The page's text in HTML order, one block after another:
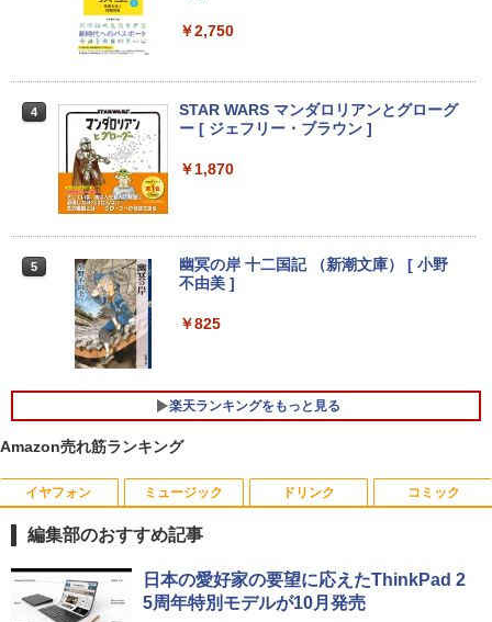
中古ノートパソコン 富士通 LIFEBOOK
Office 2024付き メモリ8GB SSD256G
B/1TB選択可 13.3型 軽量 モバイル ビジ
ネス 在宅勤務 学生向け
4
8月5日限定10倍＆抽選10000P！｜2021
年モデル！高性能ノートパソコン Windo
ws11 富士通 LIFEBOOK A5511 第11世
代Celeron 6305U最大メモリ32GB 秒速
画面 ノートパソコン中古 オフィス付き
￥15,120
2 インチ キーボード ストーン グレー EP
2-32891
￥25,278
3
【中古デスクトップPC】ESPRIMO D58
8/CX FMVD4505HP / Core i3-8100 / 8G
B / 2.5" SSD 240GB / Windows 11 / WP
4
ミニPC Dell HP Lenovo 高速CPU 第8世
代 Corei3/i5-8500T メモリ最大16GB SS
ィス付き 最新MSOffice2024可 Win11Pr
￥17,888
5
FUJITSU/富士通 ESPRIMO D7010/E【G
TX1650/Intel Core i5-10500/8GB(DDR
4)/M.2 SSD512GB/DVD-RW/Win11 Pro-
64bit】中古/送料無料 ※沖縄、離島を除
￥33,000
PHILIPS 241V8 LED液晶モニター 23.8
インチワイド ブラック 1920×1080 （フ
ア 液晶ディスプレイ HDMI VGA VESA準
拠 PS4 switch 対応 スイッチ 【中古】
￥6,500
モバイルディスプレイ 自立型 1920*1080
FHD ポータブルモニター IPS液晶パネル
薄型 軽量 持ち運び 壁掛けに対応 Switc
h/PS3/PS4/PS5/Xbox One/PC/スマホ/U
類】タッチ/ケース付き/4Kタイプ
5
【楽天1位！保護レザーケース付き】【タ
ノングレア 非光沢 1080PフルHD コスパ
高画質 デュアルモニター サブモニター
ポータブルモニター ゲーミングモニター
リモートワーク IPS Tpye-C/mini HDMI
￥9,999
￥2,750
4
STAR WARS マンダロリアンとグローグ
ー [ ジェフリー・ブラウン ]
￥1,870
5
幽冥の岸 十二国記 （新潮文庫） [ 小野
不由美 ]
￥825
楽天ランキングをもっと見る
Amazon売れ筋ランキング
イヤフォン
Anker Soundcore P40i オフホワイト
￥5,990
ミュージック
BRUCE WAYNE feat. Flo Milli, ATL Jacob
[Explicit]
ドリンク
【Amazon.co.jp限定】 い・ろ・は・す 2L P
ET ラベルレス ×8本
コミック
薬屋のひとりごと 17巻 (デジタル版ビッグガ
ンガンコミックス)
編集部のおすすめ記事
日本の愛好家の要望に応えたThinkPad 2
5周年特別モデルが10月発売